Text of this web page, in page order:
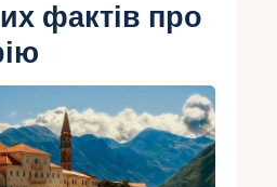
фактів про